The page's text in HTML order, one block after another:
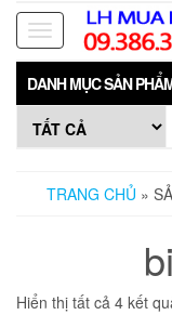
Skip
the
content
Toggle
navigation
DANH MỤC SẢN
TRANG CHỦ »
Hiển thị tất cả 4 kết